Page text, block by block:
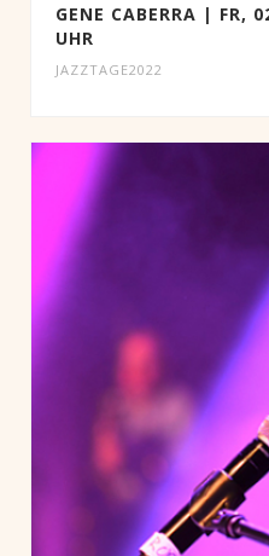
GENE CABERRA | FR,
UHR
JAZZTAGE2022